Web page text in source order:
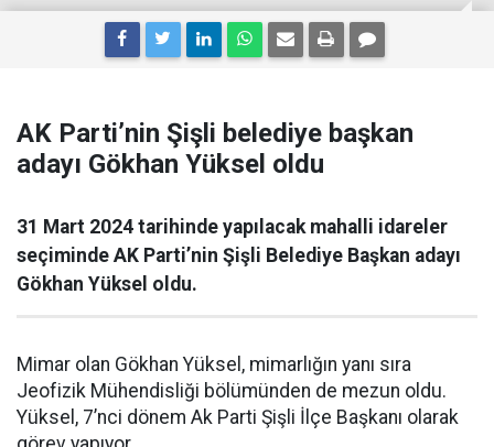
AK Parti’nin Şişli belediye başkan
adayı Gökhan Yüksel oldu
31 Mart 2024 tarihinde yapılacak mahalli idareler
seçiminde AK Parti’nin Şişli Belediye Başkan adayı
Gökhan Yüksel oldu.
Mimar olan Gökhan Yüksel, mimarlığın yanı sıra
Jeofizik Mühendisliği bölümünden de mezun oldu.
Yüksel, 7’nci dönem Ak Parti Şişli İlçe Başkanı olarak